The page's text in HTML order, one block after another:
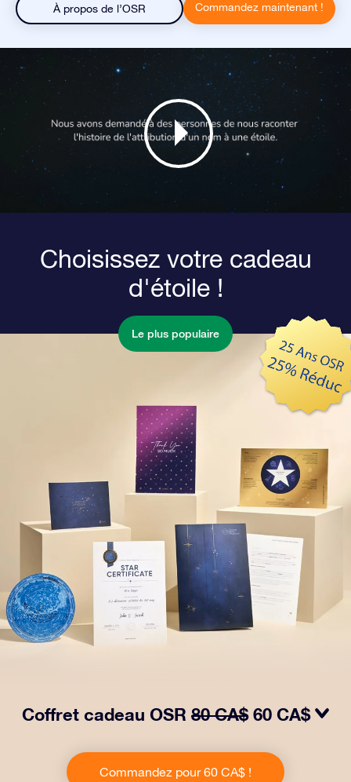
À propos de l’OSR Commandez maintenant !
Choisissez votre cadeau
d'étoile !
Le plus populaire
Coffret cadeau OSR 80 CA$ 60 CA$
Ce cadeau comprend une belle enveloppe et des
documents personnalisés envoyés à l’adresse de votre
Commandez pour 60 CA$ !